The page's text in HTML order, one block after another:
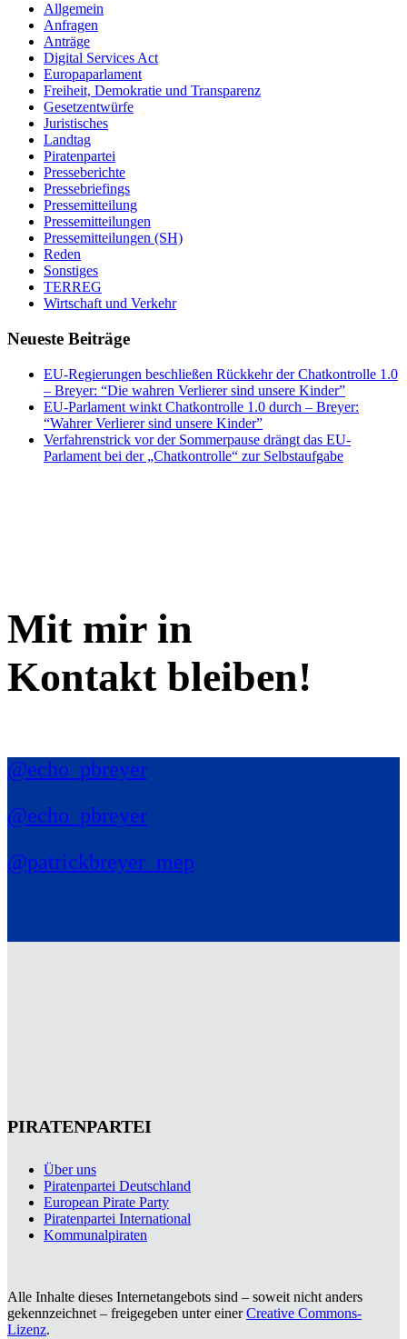
Allgemein
Anfragen
Anträge
Digital Services Act
Europaparlament
Freiheit, Demokratie und Transparenz
Gesetzentwürfe
Juristisches
Landtag
Piratenpartei
Presseberichte
Pressebriefings
Pressemitteilung
Pressemitteilungen
Pressemitteilungen (SH)
Reden
Sonstiges
TERREG
Wirtschaft und Verkehr
Neueste Beiträge
EU-Regierungen beschließen Rückkehr der Chatkontrolle 1.0
– Breyer: “Die wahren Verlierer sind unsere Kinder”
EU-Parlament winkt Chatkontrolle 1.0 durch – Breyer:
“Wahrer Verlierer sind unsere Kinder”
Verfahrenstrick vor der Sommerpause drängt das EU-
Parlament bei der „Chatkontrolle“ zur Selbstaufgabe
Mit mir in
Kontakt bleiben!
@echo_pbreyer
@echo_pbreyer
@patrickbreyer_mep
PIRATENPARTEI
Über uns
Piratenpartei Deutschland
European Pirate Party
Piratenpartei International
Kommunalpiraten
Alle Inhalte dieses Internetangebots sind – soweit nicht anders
gekennzeichnet – freigegeben unter einerCreative Commons-
Lizenz.